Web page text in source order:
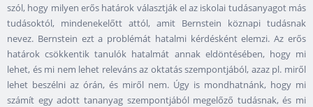
szól, hogy milyen erős határok választják el az iskolai tudásanyagot más
tudásoktól, mindenekelőtt attól, amit Bernstein köznapi tudásnak
nevez. Bernstein ezt a problémát hatalmi kérdésként elemzi. Az erős
határok csökkentik tanulók hatalmát annak eldöntésében, hogy mi
lehet, és mi nem lehet releváns az oktatás szempontjából, azaz pl. miről
lehet beszélni az órán, és miről nem. Úgy is mondhatnánk, hogy mi
számít egy adott tananyag szempontjából megelőző tudásnak, és mi